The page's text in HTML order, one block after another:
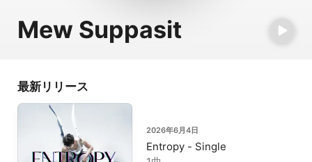
Mew Suppasit
最新リリース
2026年6月4日
Entropy - Single